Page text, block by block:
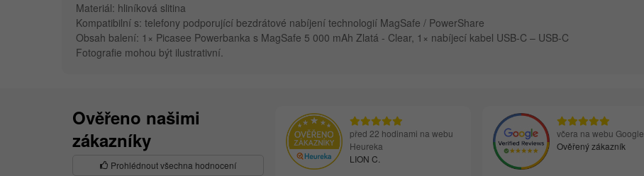
Materiál: hliníková slitina
Kompatibilní s: telefony podporující bezdrátové nabíjení technologií MagSafe / PowerShare
Obsah balení: 1× Picasee Powerbanka s MagSafe 5 000 mAh Zlatá - Clear, 1× nabíjecí kabel USB-C – USB-C
Fotografie mohou být ilustrativní.
Ověřeno našimi
zákazníky
Prohlédnout všechna hodnocení
před 22 hodinami na webu
Heureka
LION C.
včera na webu Google
Ověřený zákazník